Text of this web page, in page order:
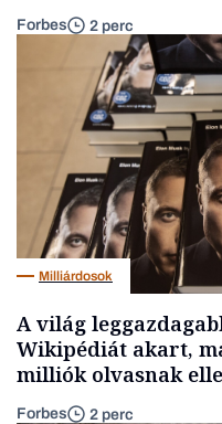
Forbes 2 perc
Milliárdosok
A világ
Wikipédiát akart,
milliók olvasnak
Forbes 2 perc